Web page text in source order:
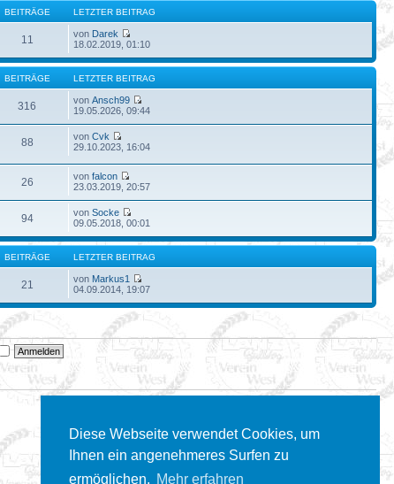
Diese Webseite verwendet Cookies, um
Ihnen ein angenehmeres Surfen zu
ermöglichen. Mehr erfahren
BEITRÄGE LETZTER BEITRAG
11 von Darek
18.02.2019, 01:10
BEITRÄGE LETZTER BEITRAG
316 vonAnsch99
19.05.2026, 09:44
88 vonCvk
29.10.2023, 16:04
26 vonfalcon
23.03.2019, 20:57
94 vonSocke
09.05.2018, 00:01
BEITRÄGE LETZTER BEITRAG
21 von Markus1
04.09.2014, 19:07